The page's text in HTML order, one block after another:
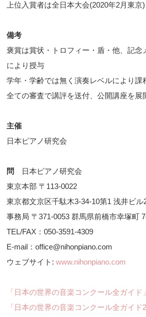
上位入賞者は全日本大会(2020年2月東京
備考
褒賞は賞状・トロフィー・盾・他、記念
により授与
学年・学齢では無く演奏レベルにより課
全ての審査で講評を送付、公開講座を展
主催
日本ピアノ研究会
問
日本ピアノ研究会
東京本部 〒113-0022
東京都文京区千駄木3-34-10第1 浅井ビル
事務局 〒371-0053 群馬県前橋市幸塚町
TEL/FAX：050-3591-4309
E-mail：office@nihonpiano.com
ウェブサイト: www.nihonpiano.com
「日本の世界の音楽コンクール全ガイド
「日本の世界の音楽コンクール全ガイ